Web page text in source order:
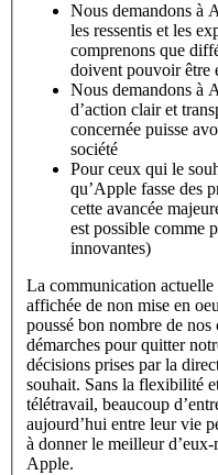
Nous demandons à
les ressentis et les
comprenons que
doivent pouvoir être
Nous demandons à
d’action clair et
concernée puisse
société
Pour ceux qui le
qu’Apple fasse des
cette avancée
est possible comme
innovantes)
La communication
affichée de non mise en
poussé bon nombre de nos
démarches pour quitter
décisions prises par la
souhait. Sans la flexibilité
télétravail, beaucoup
aujourd’hui entre leur vie
à donner le meilleur
Apple.